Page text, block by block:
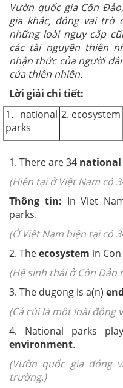
Vườn quốc gia Côn
gia khác, đóng vai trò
những loài nguy cấp
các tài nguyên thiên
nhận thức của người
của thiên nhiên.
Lời giải chi tiết:
1. national
parks
2. ecosystem
1. There are 34 national
(Hiện tại ở Việt Nam có
Thông tin: In Viet
parks.
(Ở Việt Nam hiện tại có
2. Theecosystem in
(Hệ sinh thái ở Côn Đảo
3. The dugong is a(n)
(Cá cúi là một loài động
4. National parks
environment.
(Vườn quốc gia đóng
trường.)